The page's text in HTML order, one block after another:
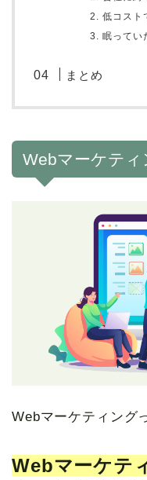
2. 低コスト
3. 眠ってい
まとめ
Webマーケティ
Webマーケティング
Webマーケテ